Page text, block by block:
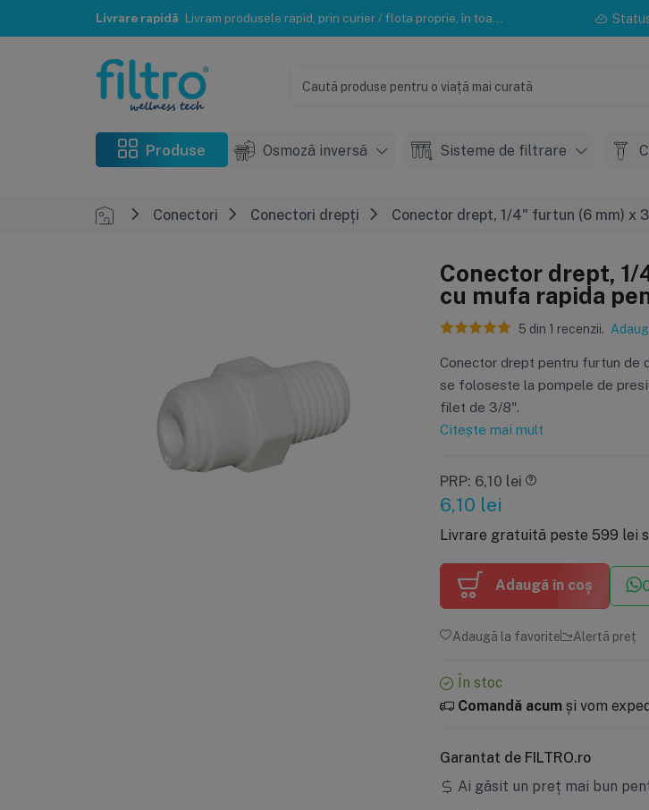
Instalare și mentenanță Reteaua de instalatori FILTRO® te poate ajuta cu instalarea sau mentenanța.
Produse Osmoză inversă Sisteme de filtrare
Conectori Conectori drepți Conector drept, 1/4" furtun (6 mm) x
Conector drept,
cu mufa rapida
5 din 1 recenzii.
Conector drept pentru furtun de
se foloseste la pompele de
filet de 3/8".
Citește mai mult
PRP: 6,10 lei
6,10 lei
Livrare gratuită peste 599 lei
Adaugă în coș
Adaugă la favorite Alertă preț
În stoc
Comandă acumși vom
Garantat de FILTRO.ro
Ai găsit un preț mai bun